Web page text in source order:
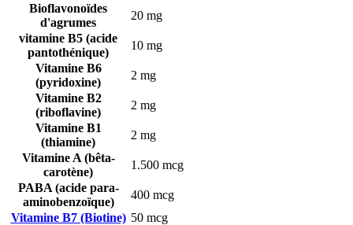
Bioflavonoïdes
d'agrumes
20 mg
vitamine B5 (acide
pantothénique)
10 mg
Vitamine B6
(pyridoxine)
2 mg
Vitamine B2
(riboflavine)
2 mg
Vitamine B1
(thiamine)
2 mg
Vitamine A (bêta-
carotène)
1.500 mcg
PABA (acide para-
aminobenzoïque)
400 mcg
Vitamine B7 (Biotine) 50 mcg